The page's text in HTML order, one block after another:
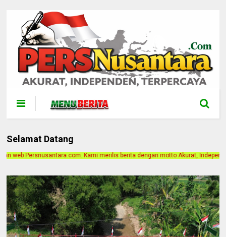
Selamat Datang
merilis berita dengan motto Akurat, Independen, Terpercaya. Alamat